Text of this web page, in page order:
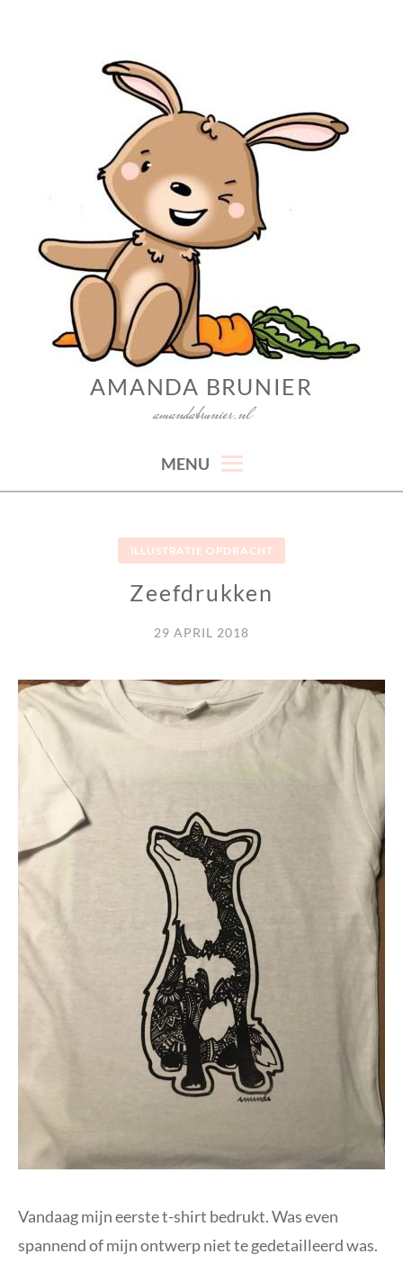
AMANDA BRUNIER
amandabrunier.nl
MENU
ILLUSTRATIE OPDRACHT
Zeefdrukken
29 APRIL 2018
Vandaag mijn eerste t-shirt bedrukt. Was even
spannend of mijn ontwerp niet te gedetailleerd was.